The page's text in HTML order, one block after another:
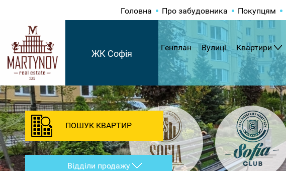
Головна Про забудовника Покупцям
ЖК Софія
Генплан Вулиці Квартири
ПОШУК КВАРТИР
Відділи продажу